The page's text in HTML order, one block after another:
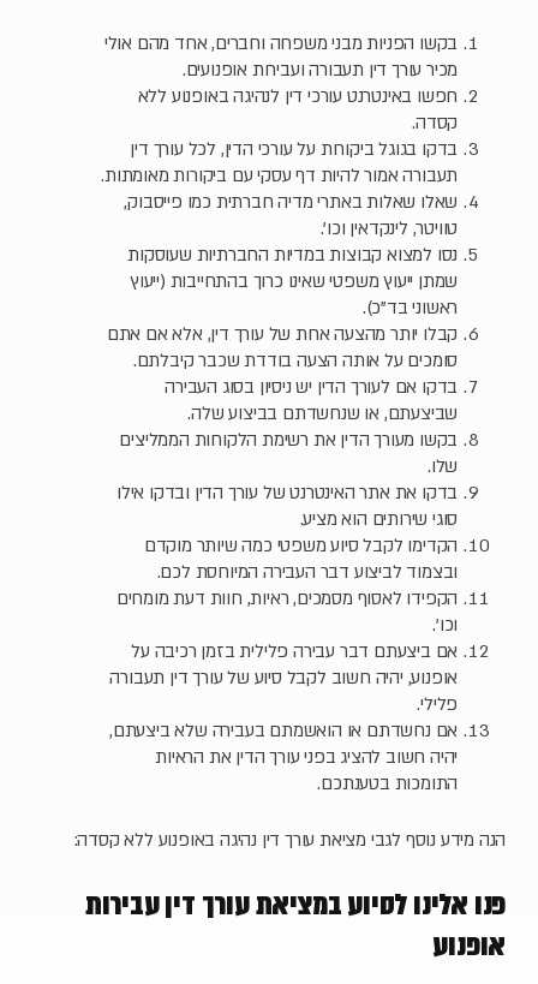
בקשו הפניות מבני משפחה וחברים, אחד מהם אולי
מכיר עורך דין תעבורה ועבירות אופנועים.
חפשו באינטרנט עורכי דין לנהיגה באופנוע ללא
קסדה.
בדקו בגוגל ביקורות על עורכי הדין, לכל עורך דין
תעבורה אמור להיות דף עסקי עם ביקורות מאומתות.
שאלו שאלות באתרי מדיה חברתית כמו פייסבוק,
טוויטר, לינקדאין וכו'.
נסו למצוא קבוצות במדיות החברתיות שעוסקות
שמתן ייעוץ משפטי שאינו כרוך בהתחייבות (ייעוץ
ראשוני בד"כ).
קבלו יותר מהצעה אחת של עורך דין, אלא אם אתם
סומכים על אותה הצעה בודדת שכבר קיבלתם.
בדקו אם לעורך הדין יש ניסיון בסוג העבירה
שביצעתם, או שנחשדתם בביצוע שלה.
בקשו מעורך הדין את רשימת הלקוחות הממליצים
שלו.
בדקו את אתר האינטרנט של עורך הדין ובדקו אילו
סוגי שירותים הוא מציע.
הקדימו לקבל סיוע משפטי כמה שיותר מוקדם
ובצמוד לביצוע דבר העבירה המיוחסת לכם.
הקפידו לאסוף מסמכים, ראיות, חוות דעת מומחים
וכו'.
אם ביצעתם דבר עבירה פלילית בזמן רכיבה על
אופנוע, יהיה חשוב לקבל סיוע של עורך דין תעבורה
פלילי.
אם נחשדתם או הואשמתם בעבירה שלא ביצעתם,
יהיה חשוב להציג בפני עורך הדין את הראיות
התומכות בטענתכם.
הנה מידע נוסף לגבי מציאת עורך דין נהיגה באופנוע ללא קסדה:
פנו אלינו לסיוע במציאת עורך דין עבירות
אופנוע